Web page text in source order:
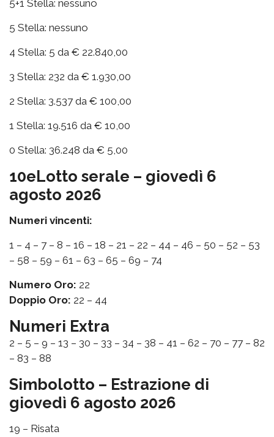
5+1 Stella: nessuno
5 Stella: nessuno
4 Stella: 5 da € 22.840,00
3 Stella: 232 da € 1.930,00
2 Stella: 3.537 da € 100,00
1 Stella: 19.516 da € 10,00
0 Stella: 36.248 da € 5,00
10eLotto serale – giovedì 6
agosto 2026
Numeri vincenti:
1 – 4 – 7 – 8 – 16 – 18 – 21 – 22 – 44 – 46 – 50 – 52 – 53
– 58 – 59 – 61 – 63 – 65 – 69 – 74
Numero Oro: 22
Doppio Oro: 22 – 44
Numeri Extra
2 – 5 – 9 – 13 – 30 – 33 – 34 – 38 – 41 – 62 – 70 – 77 – 82
– 83 – 88
Simbolotto – Estrazione di
giovedì 6 agosto 2026
19 – Risata